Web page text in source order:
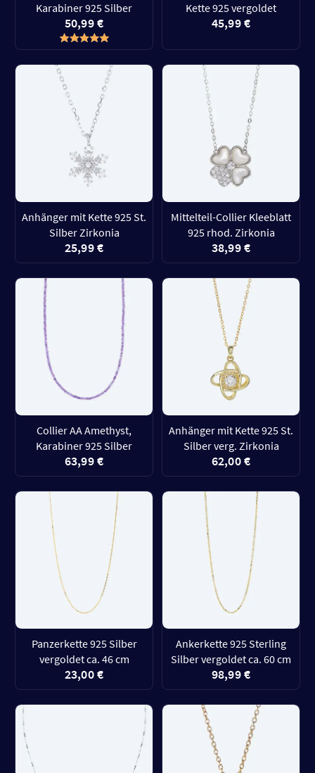
Karabiner 925 Silber
50,99 €
Kette 925 vergoldet
45,99 €
Anhänger mit Kette 925 St.
Silber Zirkonia
25,99 €
Mittelteil-Collier Kleeblatt
925 rhod. Zirkonia
38,99 €
Collier AA Amethyst,
Karabiner 925 Silber
63,99 €
Anhänger mit Kette 925 St.
Silber verg. Zirkonia
62,00 €
Panzerkette 925 Silber
vergoldet ca. 46 cm
23,00 €
Ankerkette 925 Sterling
Silber vergoldet ca. 60 cm
98,99 €